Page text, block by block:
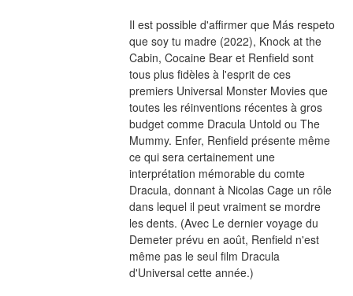
Il est possible d'affirmer que Más respeto
que soy tu madre (2022), Knock at the
Cabin, Cocaine Bear et Renfield sont
tous plus fidèles à l'esprit de ces
premiers Universal Monster Movies que
toutes les réinventions récentes à gros
budget comme Dracula Untold ou The
Mummy. Enfer, Renfield présente même
ce qui sera certainement une
interprétation mémorable du comte
Dracula, donnant à Nicolas Cage un rôle
dans lequel il peut vraiment se mordre
les dents. (Avec Le dernier voyage du
Demeter prévu en août, Renfield n'est
même pas le seul film Dracula
d'Universal cette année.)